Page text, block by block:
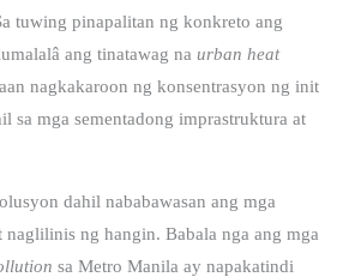
tuwing pinapalitan ng konkreto ang
ang tinatawag na urban heat
nagkakaroon ng konsentrasyon ng init
sa mga sementadong imprastruktura at
dahil nababawasan ang mga
naglilinis ng hangin. Babala nga ang mga
sa Metro Manila ay napakatindi